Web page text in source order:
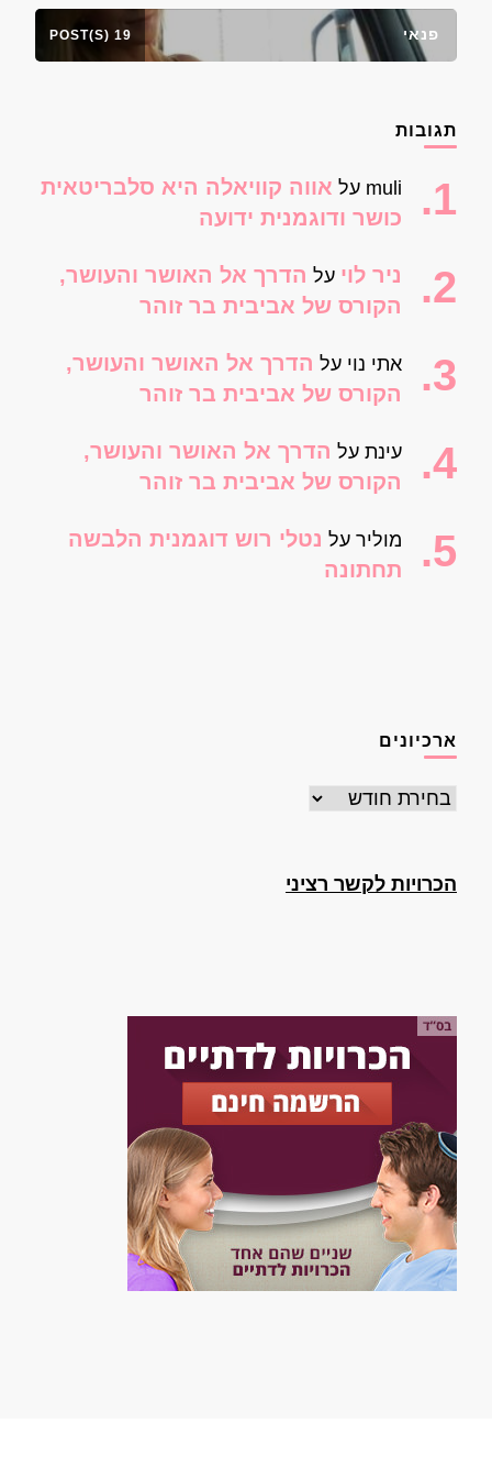
פנאי 19 POST(S)
תגובות
muli על אווה קוויאלה היא סלבריטאית
כושר ודוגמנית ידועה
ניר לוי על הדרך אל האושר והעושר,
הקורס של אביבית בר זוהר
אתי נוי על הדרך אל האושר והעושר,
הקורס של אביבית בר זוהר
עינת על הדרך אל האושר והעושר,
הקורס של אביבית בר זוהר
מוליר על נטלי רוש דוגמנית הלבשה
תחתונה
ארכיונים
ארכיונים
הכרויות לקשר רציני